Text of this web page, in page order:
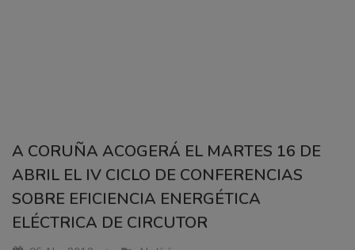
A CORUÑA ACOGERÁ EL MARTES 16 DE
ABRIL EL IV CICLO DE CONFERENCIAS
SOBRE EFICIENCIA ENERGÉTICA
ELÉCTRICA DE CIRCUTOR